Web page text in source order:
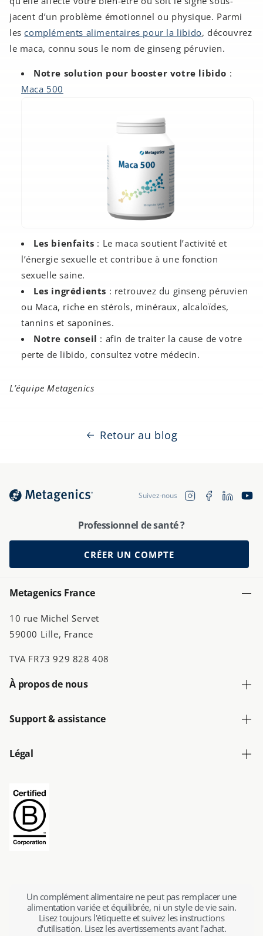
jacent d’un problème émotionnel ou physique. Parmi
les compléments alimentaires pour la libido, découvrez
le maca, connu sous le nom de ginseng péruvien.
Notre solution pour booster votre libido :
Maca 500
Les bienfaits : Le maca soutient l’activité et
l’énergie sexuelle et contribue à une fonction
sexuelle saine.
Les ingrédients : retrouvez du ginseng péruvien
ou Maca, riche en stérols, minéraux, alcaloïdes,
tannins et saponines.
Notre conseil : afin de traiter la cause de votre
perte de libido, consultez votre médecin.
L’équipe Metagenics
Retour au blog
Suivez-nous InstagramFacebookTranslation
Professionnel de santé ?
CRÉER UN COMPTE
Metagenics France
10 rue Michel Servet
59000 Lille, France
TVA FR73 929 828 408
À propos de nous
Support & assistance
Légal
Un complément alimentaire ne peut pas remplacer une
alimentation variée et équilibrée, ni un style de vie sain.
Lisez toujours l'étiquette et suivez les instructions
d'utilisation. Lisez les avertissements avant l'achat.